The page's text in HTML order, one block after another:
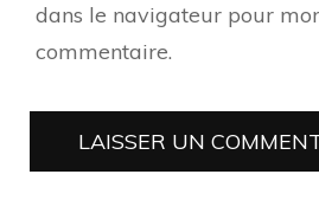
dans le navigateur pour
commentaire.